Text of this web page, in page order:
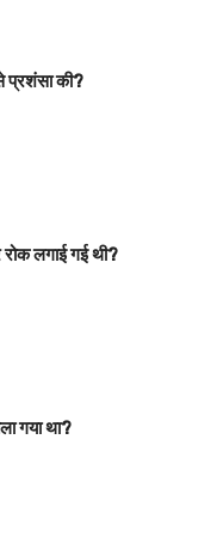
प्रशंसा की?
लगाई गई थी?
गया था?